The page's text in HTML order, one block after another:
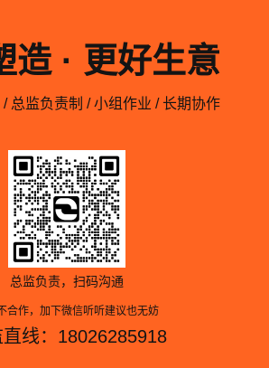
造 · 更好生意
总监负责制 / 小组作业 / 长期协作
总监负责，扫码沟通
合作，加下微信听听建议也无妨
直线：18026285918